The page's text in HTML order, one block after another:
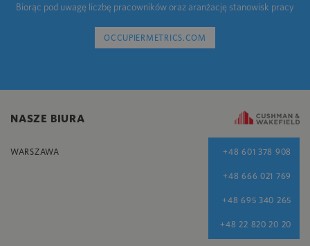
Biorąc pod uwagę liczbę pracowników oraz aranżację stanowisk pracy
OCCUPIERMETRICS.COM
NASZE BIURA
WARSZAWA +48 601 378 908
+48 666 021 769
+48 695 340 265
+48 22 820 20 20